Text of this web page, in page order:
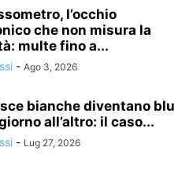
l’occhio
che non misura la
multe fino a...
- Ago 3, 2026
bianche diventano blu
all’altro: il caso...
- Lug 27, 2026